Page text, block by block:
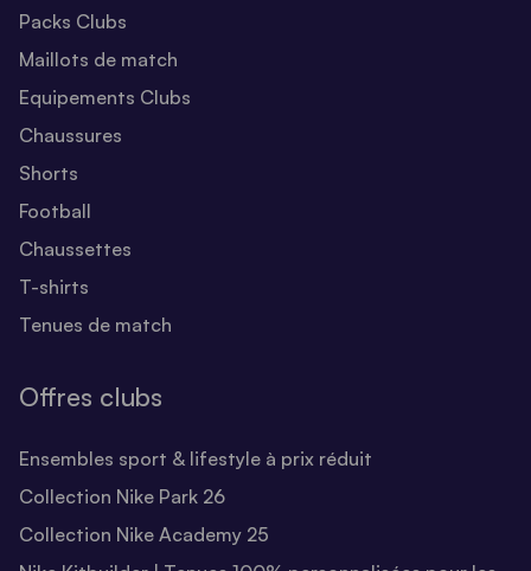
Packs Clubs
Maillots de match
Equipements Clubs
Chaussures
Shorts
Football
Chaussettes
T-shirts
Tenues de match
Offres clubs
Ensembles sport & lifestyle à prix réduit
Collection Nike Park 26
Collection Nike Academy 25